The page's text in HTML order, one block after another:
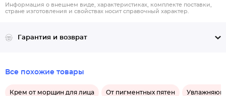
поверхности кожи невесомую дышащую вуаль, которая
Масло ши обладает высокой биоактивностью, благодаря чему
Эффективные УФ-фильтры защищают кожу от негативного
влияния излучений, предохраняя от фотостарения.
Информация о внешнем виде, характеристиках, комплекте поставки,
стране изготовления и свойствах носит справочный характер.
Гарантия и возврат
Все похожие товары
Крем от морщин для лица От пигментных пятен